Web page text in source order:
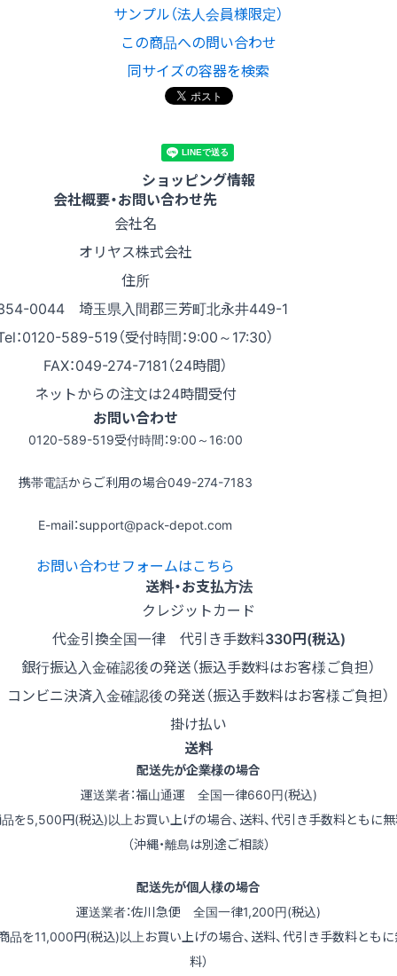
サンプル（法人会員様限定）
この商品への問い合わせ
同サイズの容器を検索
ショッピング情報
会社概要・お問い合わせ先
会社名
オリヤス株式会社
住所
0044 埼玉県入間郡三芳町北永井449-1
：0120-589-519（受付時間：9:00～17:30）
FAX：049-274-7181（24時間）
ネットからの注文は24時間受付
お問い合わせ
0120-589-519受付時間：9:00～16:00
携帯電話からご利用の場合049-274-7183
E-mail：support@pack-depot.com
お問い合わせフォームはこちら
送料・お支払方法
クレジットカード
代金引換全国一律 代引き手数料330円(税込)
銀行振込入金確認後の発送（振込手数料はお客様ご負担）
コンビニ決済入金確認後の発送（振込手数料はお客様ご負担）
掛け払い
送料
配送先が企業様の場合
運送業者：福山通運 全国一律660円(税込)
品を5,500円(税込)以上お買い上げの場合、送料、代引き手数料ともに無
（沖縄・離島は別途ご相談）
配送先が個人様の場合
運送業者：佐川急便 全国一律1,200円(税込)
品を11,000円(税込)以上お買い上げの場合、送料、代引き手数料とも
料）